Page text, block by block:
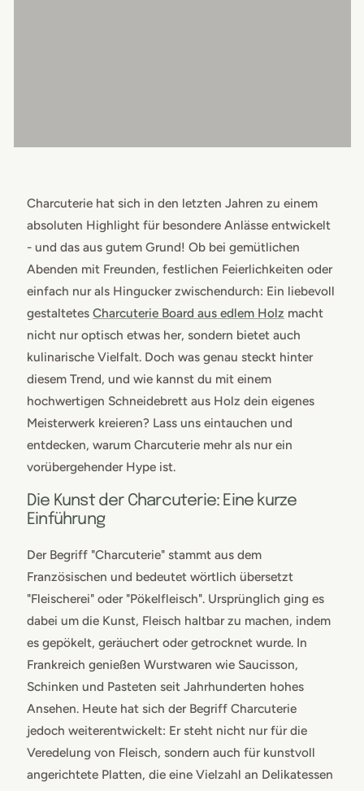
Charcuterie hat sich in den letzten Jahren zu einem
absoluten Highlight für besondere Anlässe entwickelt
- und das aus gutem Grund! Ob bei gemütlichen
Abenden mit Freunden, festlichen Feierlichkeiten oder
einfach nur als Hingucker zwischendurch: Ein liebevoll
gestaltetes Charcuterie Board aus edlem Holz macht
nicht nur optisch etwas her, sondern bietet auch
kulinarische Vielfalt. Doch was genau steckt hinter
diesem Trend, und wie kannst du mit einem
hochwertigen Schneidebrett aus Holz dein eigenes
Meisterwerk kreieren? Lass uns eintauchen und
entdecken, warum Charcuterie mehr als nur ein
vorübergehender Hype ist.
Die Kunst der Charcuterie: Eine kurze
Einführung
Der Begriff "Charcuterie" stammt aus dem
Französischen und bedeutet wörtlich übersetzt
"Fleischerei" oder "Pökelfleisch". Ursprünglich ging es
dabei um die Kunst, Fleisch haltbar zu machen, indem
es gepökelt, geräuchert oder getrocknet wurde. In
Frankreich genießen Wurstwaren wie Saucisson,
Schinken und Pasteten seit Jahrhunderten hohes
Ansehen. Heute hat sich der Begriff Charcuterie
jedoch weiterentwickelt: Er steht nicht nur für die
Veredelung von Fleisch, sondern auch für kunstvoll
angerichtete Platten, die eine Vielzahl an Delikatessen